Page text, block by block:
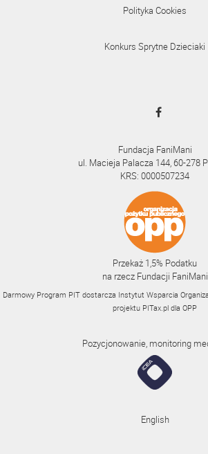
Polityka Cookies
Konkurs Sprytne Dzieciaki
Fundacja FaniMani
ul. Macieja Palacza 144, 60-278
KRS: 0000507234
Przekaż 1,5% Podatku
na rzecz Fundacji FaniMani
Darmowy Program PIT dostarcza Instytut Wsparcia
projektu PITax.pl dla OPP
Pozycjonowanie, monitoring
English